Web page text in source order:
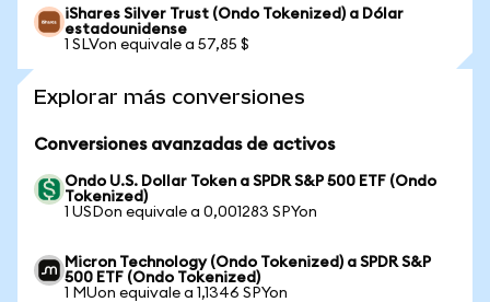
iShares Silver Trust (Ondo Tokenized) a Dólar
estadounidense
1 SLVon equivale a 57,85 $
Explorar más conversiones
Conversiones avanzadas de activos
Ondo U.S. Dollar Token a SPDR S&P 500 ETF (Ondo
Tokenized)
1 USDon equivale a 0,001283 SPYon
Micron Technology (Ondo Tokenized) a SPDR S&P
500 ETF (Ondo Tokenized)
1 MUon equivale a 1,1346 SPYon